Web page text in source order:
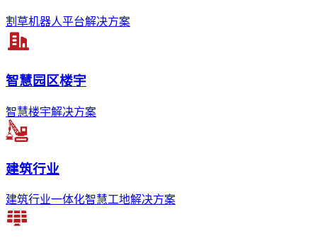
割草机器人平台解决方案
智慧园区楼宇
智慧楼宇解决方案
建筑行业
建筑行业一体化智慧工地解决方案